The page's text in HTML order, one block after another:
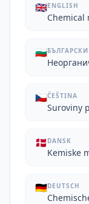
🇬🇧ENGLISH
Chemical
🇧🇬БЪЛГАРСКИ
🇨🇿ČEŠTINA
Suroviny
🇩🇰 DANSK
Kemiske
🇩🇪DEUTSCH